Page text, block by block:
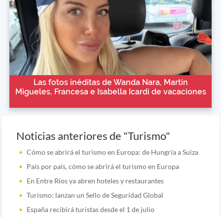
Las fotos inéditas de Wanda Nara, Martín
Migueles, Francesa e Isabella Icardi de vacaciones
Noticias anteriores de "Turismo"
Cómo se abrirá el turismo en Europa: de Hungría a Suiza
País por país, cómo se abrirá el turismo en Europa
En Entre Ríos ya abren hoteles y restaurantes
Turismo: lanzan un Sello de Seguridad Global
España recibirá turistas desde el 1 de julio